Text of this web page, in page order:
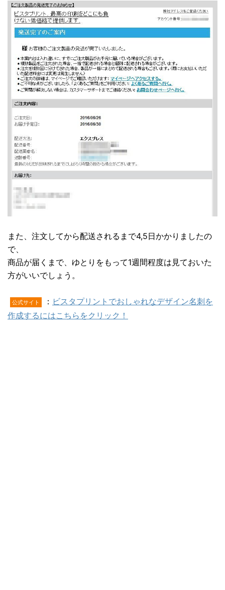
また、注文してから配送されるまで4,5日かかりましたの
で、
商品が届くまで、ゆとりをもって1週間程度は見ておいた
方がいいでしょう。
公式サイト ： ビスタプリントでおしゃれなデザイン名刺を
作成するにはこちらをクリック！